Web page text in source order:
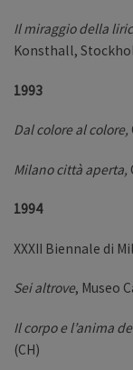
Il miraggio della
Konsthall,
1993
Dal colore al colore,
Milano città aperta,
1994
XXXII Biennale di
Sei altrove, Museo
Il corpo e l’anima
(CH)